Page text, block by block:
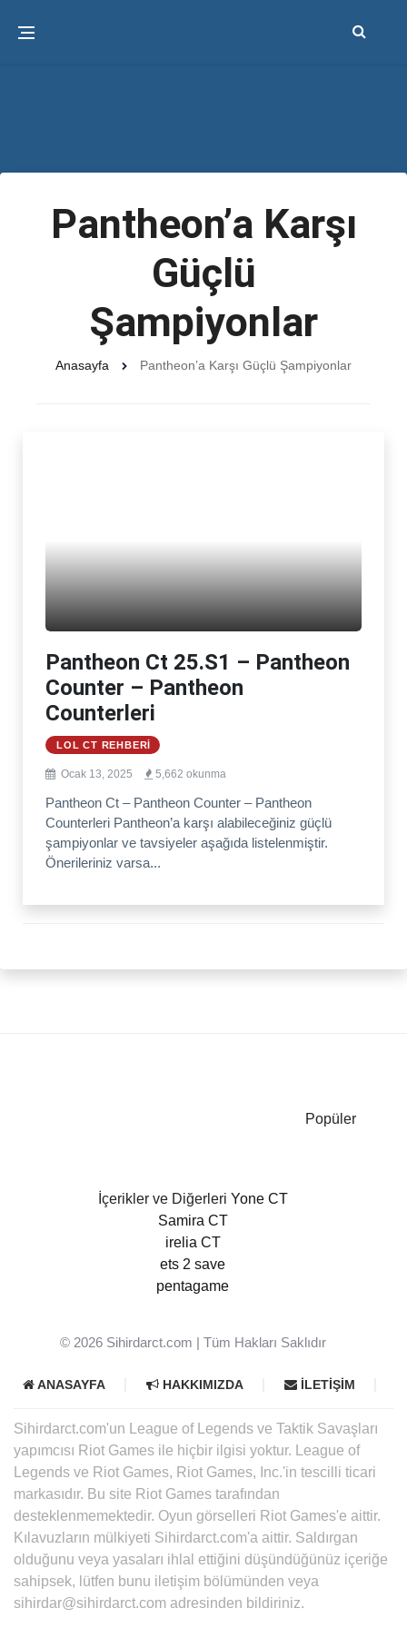
Pantheon’a Karşı
Güçlü
Şampiyonlar
Anasayfa Pantheon’a Karşı Güçlü Şampiyonlar
Pantheon Ct 25.S1 – Pantheon
Counter – Pantheon
Counterleri
LOL CT REHBERI
Ocak 13, 2025 5,662 okunma
Pantheon Ct – Pantheon Counter – Pantheon
Counterleri Pantheon’a karşı alabileceğiniz güçlü
şampiyonlar ve tavsiyeler aşağıda listelenmiştir.
Önerileriniz varsa...
Popüler
İçerikler ve Diğerleri Yone CT
Samira CT
irelia CT
ets 2 save
pentagame
© 2026 Sihirdarct.com | Tüm Hakları Saklıdır
ANASAYFA HAKKIMIZDA İLETIŞIM
Sihirdarct.com'un League of Legends ve Taktik Savaşları
yapımcısı Riot Games ile hiçbir ilgisi yoktur. League of
Legends ve Riot Games, Riot Games, Inc.'in tescilli ticari
markasıdır. Bu site Riot Games tarafından
desteklenmemektedir. Oyun görselleri Riot Games'e aittir.
Kılavuzların mülkiyeti Sihirdarct.com'a aittir. Saldırgan
olduğunu veya yasaları ihlal ettiğini düşündüğünüz içeriğe
sahipsek, lütfen bunu iletişim bölümünden veya
sihirdar@sihirdarct.com adresinden bildiriniz.